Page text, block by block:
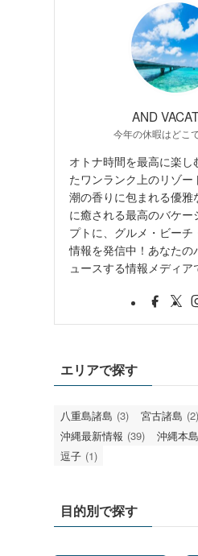
AND
今年の休暇はどこ
オトナ時間を最高に楽
たワンランク上のリゾー
潮の香りに包まれる優雅
に癒される最高のバケー
プトに、グルメ・ビーチ
情報を発信中！あなたの
ュースする情報メディア
エリアで探す
八重島諸島 (3) 宮古諸島 (2)
沖縄最新情報 (39) 沖縄本島
逗子 (1)
目的別で探す